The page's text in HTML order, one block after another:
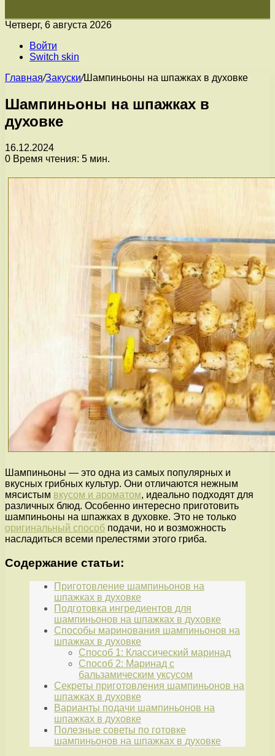
Четверг, 6 августа 2026
Войти
Switch skin
Главная/Закуски/Шампиньоны на шпажках в духовке
Шампиньоны на шпажках в
духовке
16.12.2024
0 Время чтения: 5 мин.
Шампиньоны — это одна из самых популярных и
вкусных грибных культур. Они отличаются нежным
мясистым вкусом и ароматом, идеально подходят для
различных блюд. Особенно интересно приготовить
шампиньоны на шпажках в духовке. Это не только
оригинальный способ подачи, но и возможность
насладиться всеми прелестями этого гриба.
Содержание статьи:
Приготовление шампиньонов на
шпажках в духовке
Подготовка ингредиентов для
шампиньонов на шпажках в духовке
Способы маринования шампиньонов на
шпажках в духовке
Способ 1: Классический маринад
Способ 2: Маринад с
бальзамическим уксусом
Секреты приготовления шампиньонов на
шпажках в духовке
Варианты подачи шампиньонов на
шпажках в духовке
Полезные советы по готовке
шампиньонов на шпажках в духовке